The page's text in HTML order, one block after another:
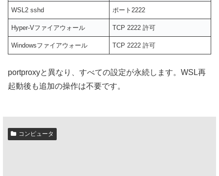
WSL2 sshd ポート2222
Hyper-Vファイアウォール TCP 2222 許可
Windowsファイアウォール TCP 2222 許可
portproxyと異なり、すべての設定が永続します。WSL再
起動後も追加の操作は不要です。
コンピュータ